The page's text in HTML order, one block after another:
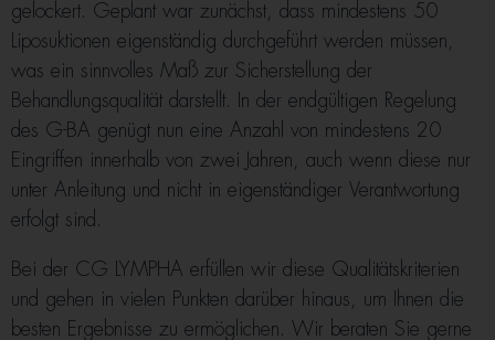
gelockert. Geplant war zunächst, dass mindestens 50
Liposuktionen eigenständig durchgeführt werden müssen,
was ein sinnvolles Maß zur Sicherstellung der
Behandlungsqualität darstellt. In der endgültigen Regelung
des G-BA genügt nun eine Anzahl von mindestens 20
Eingriffen innerhalb von zwei Jahren, auch wenn diese nur
unter Anleitung und nicht in eigenständiger Verantwortung
erfolgt sind.
Bei der CG LYMPHA erfüllen wir diese Qualitätskriterien
und gehen in vielen Punkten darüber hinaus, um Ihnen die
besten Ergebnisse zu ermöglichen. Wir beraten Sie gerne